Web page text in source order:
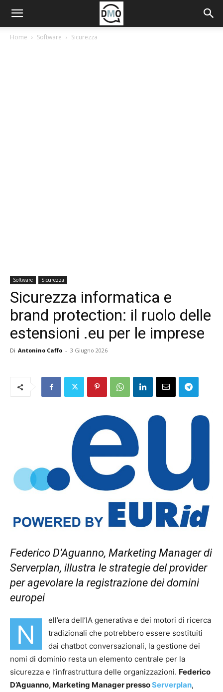
Home Software Sicurezza
Software Sicurezza
Sicurezza informatica e
brand protection: il ruolo delle
estensioni .eu per le imprese
Di Antonino Caffo - 3 Giugno 2026
Federico D’Aguanno, Marketing Manager di
Serverplan, illustra le strategie del provider
per agevolare la registrazione dei domini
europei
N
ell’era dell’IA generativa e dei motori di ricerca
tradizionali che potrebbero essere sostituiti
dai chatbot conversazionali, la gestione dei
nomi di dominio resta un elemento centrale per la
sicurezza e l’infrastruttura delle organizzazioni. Federico
D’Aguanno, Marketing Manager pressoServerplan,